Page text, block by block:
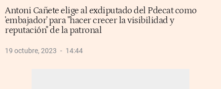
Antoni Cañete elige al exdiputado del Pdecat como
'embajador' para "hacer crecer la visibilidad y
reputación" de la patronal
19 octubre, 2023 14:44